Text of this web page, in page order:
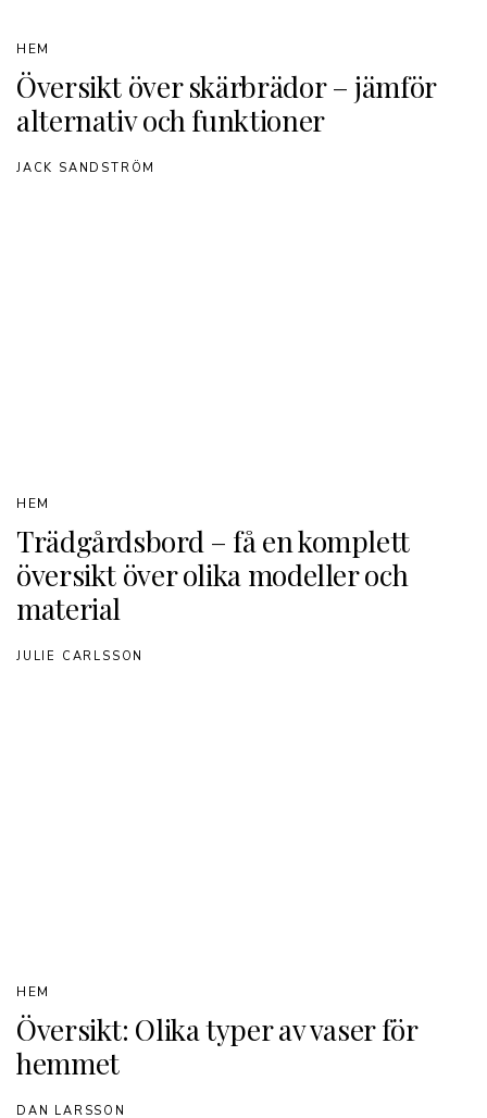
Översikt över skärbrädor – jämför
alternativ och funktioner
HEM
JACK SANDSTRÖM
Trädgårdsbord – få en komplett
översikt över olika modeller och
material
HEM
JULIE CARLSSON
Översikt: Olika typer av vaser för
hemmet
HEM
DAN LARSSON